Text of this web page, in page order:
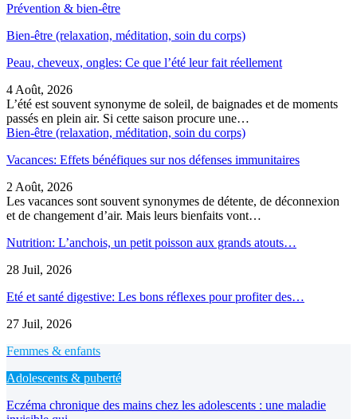
Prévention & bien-être
Bien-être (relaxation, méditation, soin du corps)
Peau, cheveux, ongles: Ce que l’été leur fait réellement
4 Août, 2026
L’été est souvent synonyme de soleil, de baignades et de moments
passés en plein air. Si cette saison procure une…
Bien-être (relaxation, méditation, soin du corps)
Vacances: Effets bénéfiques sur nos défenses immunitaires
2 Août, 2026
Les vacances sont souvent synonymes de détente, de déconnexion
et de changement d’air. Mais leurs bienfaits vont…
Nutrition: L’anchois, un petit poisson aux grands atouts…
28 Juil, 2026
Eté et santé digestive: Les bons réflexes pour profiter des…
27 Juil, 2026
Femmes & enfants
Adolescents & puberté
Eczéma chronique des mains chez les adolescents : une maladie